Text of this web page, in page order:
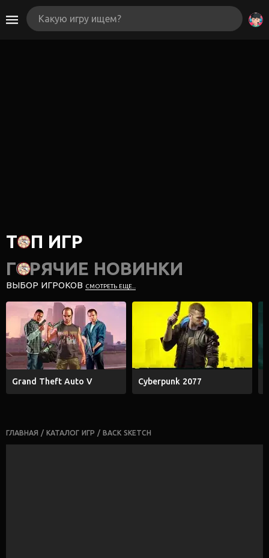
ТОП ИГР
ГОРЯЧИЕ НОВИНКИ
ВЫБОР ИГРОКОВ СМОТРЕТЬ ЕЩЕ...
Grand Theft Auto V Cyberpunk 2077
ГЛАВНАЯ / КАТАЛОГ ИГР / BACK SKETCH